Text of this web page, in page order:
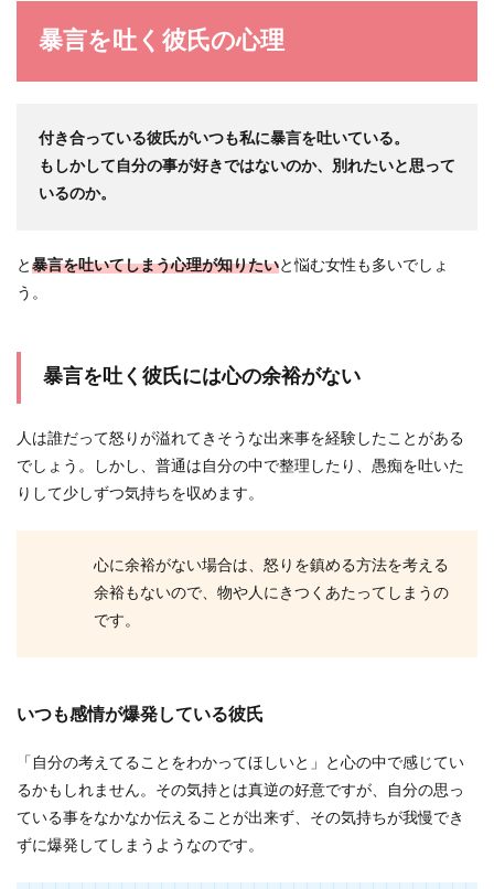
出張の多い彼氏だと、会いたいときに会えない事
や不安に思ってしまう事が多いですよね。 しか
いる人もいます。結婚は法律でも結ばれている
彼氏が欲しいアラサーへ送る彼氏をつ
彼氏が欲しい、そう思っているのに恋愛から数年
遠のいている、アラサー女子の方は少なくありま
成功率を高める女からの告白方法！女
女から告白するということに不安を抱く女性が多
いですが、人から好意を持たれると誰でも嬉しい
気持ちになる...
暴言を吐く彼氏の心理
付き合っている彼氏がいつも私に暴言を吐いている。
もしかして自分の事が好きではないのか、別れたいと思って
いるのか。
と 暴言を吐いてしまう心理が知りたいと悩む女性も多いでしょ
う。
暴言を吐く彼氏には心の余裕がない
人は誰だって怒りが溢れてきそうな出来事を経験したことがある
でしょう。しかし、普通は自分の中で整理したり、愚痴を吐いた
りして少しずつ気持ちを収めます。
心に余裕がない場合は、怒りを鎮める方法を考える
余裕もないので、物や人にきつくあたってしまうの
です。
いつも感情が爆発している彼氏
「自分の考えてることをわかってほしいと」と心の中で感じてい
るかもしれません。その気持とは真逆の好意ですが、自分の思っ
ている事をなかなか伝えることが出来ず、その気持ちが我慢でき
ずに爆発してしまうようなのです。